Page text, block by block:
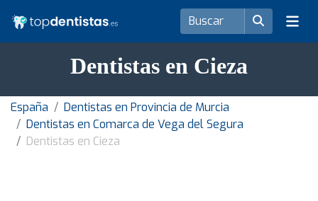
Dentistas en Cieza
España
Dentistas en Provincia de Murcia
Dentistas en Comarca de Vega del Segura
Dentistas en Cieza